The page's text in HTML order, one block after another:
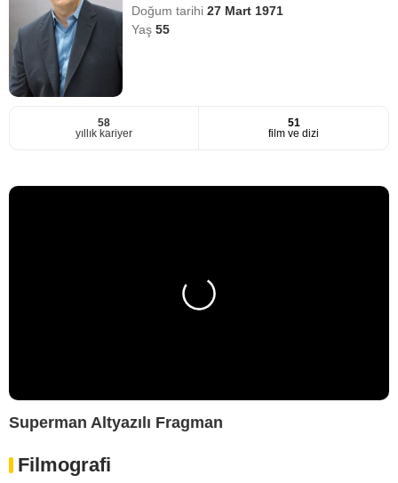
Doğum tarihi27 Mart 1971
Yaş55
58
yıllık kariyer
51
film ve dizi
Superman Altyazılı Fragman
Filmografi